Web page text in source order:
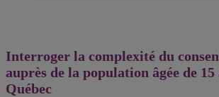
Interroger la complexité du
auprès de la population âgée de 15
Québec